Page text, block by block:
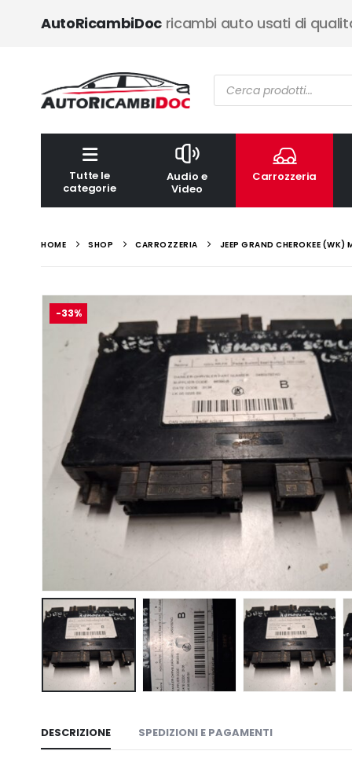
AutoRicambiDocricambi auto usati di
Ricerca
prodotti
Tutte le
categorie
Audio e
Video
Carrozzeria
HOME SHOP CARROZZERIA JEEP GRAND CHEROKEE
-33%
DESCRIZIONE SPEDIZIONI E PAGAMENTI